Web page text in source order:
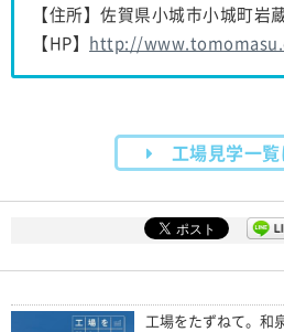
【住所】佐賀県小城市小城町岩
【HP】 http://
工場見学一
工場をたずねて。和